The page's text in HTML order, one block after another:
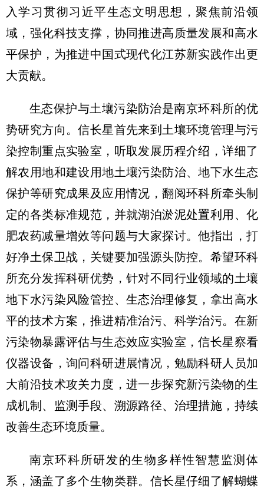
入学习贯彻习近平生态文明思想，聚焦前沿领
域，强化科技支撑，协同推进高质量发展和高水
平保护，为推进中国式现代化江苏新实践作出更
大贡献。
生态保护与土壤污染防治是南京环科所的优
势研究方向。信长星首先来到土壤环境管理与污
染控制重点实验室，听取发展历程介绍，详细了
解农用地和建设用地土壤污染防治、地下水生态
保护等研究成果及应用情况，翻阅环科所牵头制
定的各类标准规范，并就湖泊淤泥处置利用、化
肥农药减量增效等问题与大家探讨。他指出，打
好净土保卫战，关键要加强源头防控。希望环科
所充分发挥科研优势，针对不同行业领域的土壤
地下水污染风险管控、生态治理修复，拿出高水
平的技术方案，推进精准治污、科学治污。在新
污染物暴露评估与生态效应实验室，信长星察看
仪器设备，询问科研进展情况，勉励科研人员加
大前沿技术攻关力度，进一步探究新污染物的生
成机制、监测手段、溯源路径、治理措施，持续
改善生态环境质量。
南京环科所研发的生物多样性智慧监测体
系，涵盖了多个生物类群。信长星仔细了解蝴蝶